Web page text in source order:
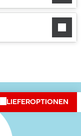
LIEFEROPTIONEN